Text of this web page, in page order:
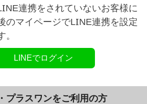
連携をされていないお客様に
のマイページでLINE連携を設定
LINEでログイン
プラスワンをご利用の方